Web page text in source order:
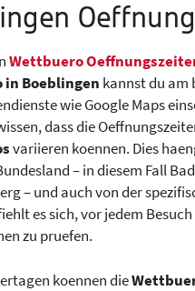
Wettbuero
Boeblingen kannst du am
wie Google Maps
dass die
variieren koennen. Dies
– in diesem Fall
– und auch von der
es sich, vor jedem
zu pruefen.
koennen die